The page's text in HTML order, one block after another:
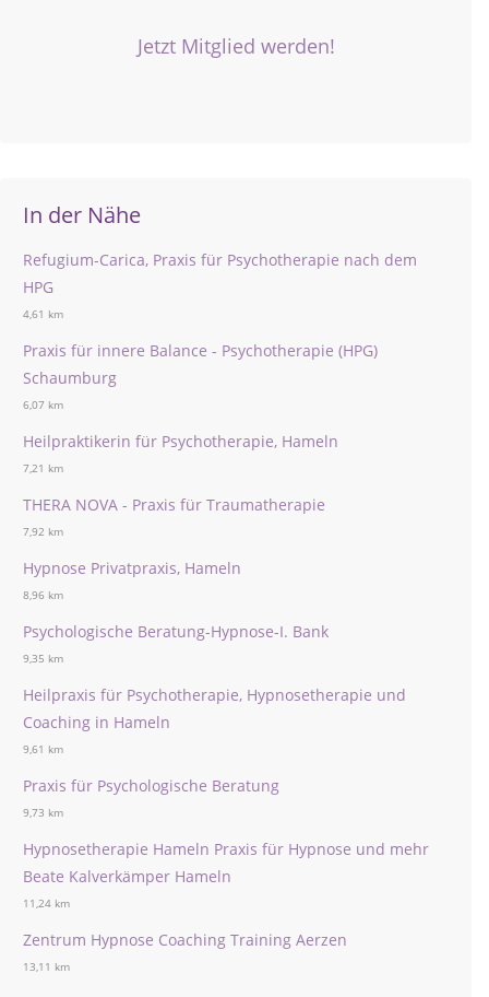
Jetzt Mitglied werden!
In der Nähe
Refugium-Carica, Praxis für Psychotherapie nach dem
HPG
4,61 km
Praxis für innere Balance - Psychotherapie (HPG)
Schaumburg
6,07 km
Heilpraktikerin für Psychotherapie, Hameln
7,21 km
THERA NOVA - Praxis für Traumatherapie
7,92 km
Hypnose Privatpraxis, Hameln
8,96 km
Psychologische Beratung-Hypnose-I. Bank
9,35 km
Heilpraxis für Psychotherapie, Hypnosetherapie und
Coaching in Hameln
9,61 km
Praxis für Psychologische Beratung
9,73 km
Hypnosetherapie Hameln Praxis für Hypnose und mehr
Beate Kalverkämper Hameln
11,24 km
Zentrum Hypnose Coaching Training Aerzen
13,11 km